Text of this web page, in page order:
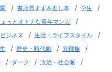
/ 書店員すず木推し本 / 学生 /
っとオトナな青年マンガ /
ジネス / 生活・ライフスタイル /
/ 歴史・時代劇 / 異種族 /
/ ダーク / 政治・社会派 /